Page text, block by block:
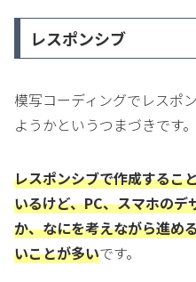
レスポンシブ
模写コーディングでレスポ
ようかというつまづきです。
レスポンシブで作成するこ
いるけど、PC、スマホの
か、なにを考えながら進め
いことが多いです。